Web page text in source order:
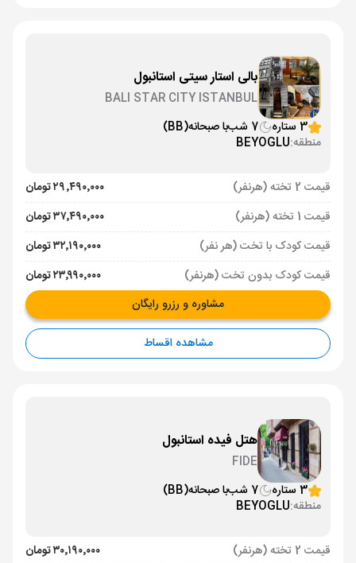
بالی استار سیتی استانبول
BALI STAR CITY ISTANBUL
3 ستاره
7 شب با صبحانه(BB)
منطقه:BEYOGLU
قیمت 2 تخته (هرنفر)
۲۹٬۴۹۰٬۰۰۰ تومان
قیمت 1 تخته (هرنفر)
۳۷٬۴۹۰٬۰۰۰ تومان
قیمت کودک با تخت (هر نفر)
۳۲٬۱۹۰٬۰۰۰ تومان
قیمت کودک بدون تخت (هرنفر)
۲۳٬۹۹۰٬۰۰۰ تومان
مشاوره و رزرو رایگان
مشاهده اقساط
هتل فیده استانبول
FIDE
3 ستاره
7 شب با صبحانه(BB)
منطقه:BEYOGLU
قیمت 2 تخته (هرنفر)
۳۰٬۱۹۰٬۰۰۰ تومان